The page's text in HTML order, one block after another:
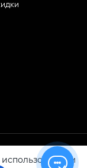
использованием